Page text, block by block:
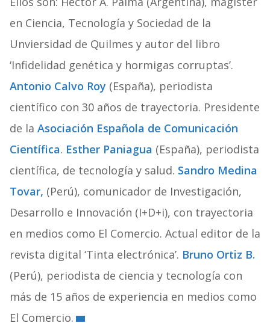
en Ciencia, Tecnología y Sociedad de la
Unviersidad de Quilmes y autor del libro
‘Infidelidad genética y hormigas corruptas’.
Antonio Calvo Roy (España), periodista
científico con 30 años de trayectoria. Presidente
de la Asociación Española de Comunicación
Científica. Esther Paniagua (España), periodista
científica, de tecnología y salud. Sandro Medina
Tovar, (Perú), comunicador de Investigación,
Desarrollo e Innovación (I+D+i), con trayectoria
en medios como El Comercio. Actual editor de la
revista digital ‘Tinta electrónica’. Bruno Ortiz B.
(Perú), periodista de ciencia y tecnología con
más de 15 años de experiencia en medios como
El Comercio.